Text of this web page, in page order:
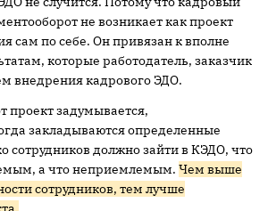
не возникает как проект
сам по себе. Он привязан к вполне
которые работодатель, заказчик
внедрения кадрового ЭДО.
проект задумывается,
закладываются определенные
сотрудников должно зайти в КЭДО, что
а что неприемлемым. Чем выше
сотрудников, тем лучше